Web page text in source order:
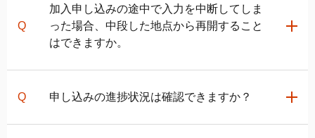
電子申請の場合
電子申請完了後、当社での確認が完了しましたら、国
ます。
電子申請の場合
お申し込みしてから運用商品の購入が完了し、運用が
書類申込の場合
お申込書類が当社に到着してから運用商品の購入が完
加入申し込みの途中で入力を中断してしま
った場合、中段した地点から再開すること
はできますか。
可能です。
入力途中の情報は保存されますので、
マイページ
から
お申し込み手続きを再開してください。
申し込みの進捗状況は確認できますか？